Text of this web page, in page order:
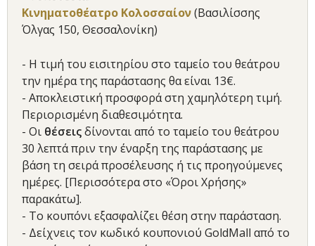
Κινηματοθέατρο Κολοσσαίον(Βασιλίσσης
Όλγας 150, Θεσσαλονίκη)
- Η τιμή του εισιτηρίου στο ταμείο του θεάτρου
την ημέρα της παράστασης θα είναι 13€.
- Αποκλειστική προσφορά στη χαμηλότερη τιμή.
Περιορισμένη διαθεσιμότητα.
- Οι θέσειςδίνονται από το ταμείο του θεάτρου
30 λεπτά πριν την έναρξη της παράστασης με
βάση τη σειρά προσέλευσης ή τις προηγούμενες
ημέρες. [Περισσότερα στο «Όροι Χρήσης»
παρακάτω].
- Το κουπόνι εξασφαλίζει θέση στην παράσταση.
- Δείχνεις τον κωδικό κουπονιού GoldMall από το